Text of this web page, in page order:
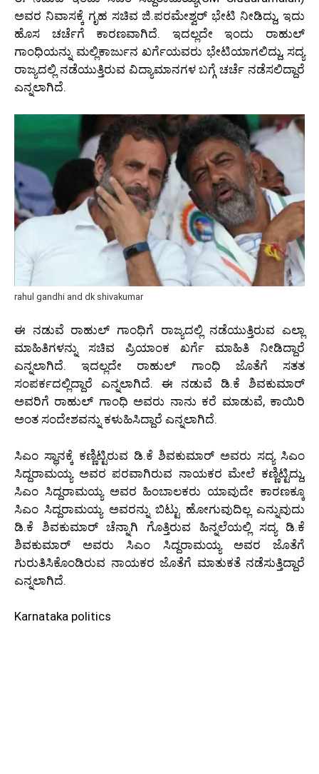
ಅವರ ನಿವಾಸಕ್ಕೆ ಗೃಹ ಸಚಿವ ಜಿ.ಪರಮೇಶ್ವರ್‌ ಭೇಟಿ ನೀಡಿದ್ದು, ಇದು
ಹೊಸ ಚರ್ಚೆಗೆ ಕಾರಣವಾಗಿದೆ. ಇದಲ್ಲದೇ ಇಂದು ರಾಹುಲ್‌
ಗಾಂಧಿಯನ್ನು ಮಲ್ಲಿಕಾರ್ಜುನ ಖರ್ಗೆಯವರು ಭೇಟಿಯಾಗಲಿದ್ದು, ಸದ್ಯ
ರಾಜ್ಯದಲ್ಲಿ ನಡೆಯುತ್ತಿರುವ ವಿದ್ಯಾಮಾನಗಳ ಬಗ್ಗೆ ಚರ್ಚೆ ನಡೆಸಲಿದ್ದಾರೆ
ಎನ್ನಲಾಗಿದೆ.
rahul gandhi and dk shivakumar
ಈ ನಡುವೆ ರಾಹುಲ್‌ ಗಾಂಧಿಗೆ ರಾಜ್ಯದಲ್ಲಿ ನಡೆಯುತ್ತಿರುವ ಎಲ್ಲಾ
ಮಾಹಿತಿಗಳನ್ನು ಸಚಿವ ಪ್ರಿಯಾಂಕ ಖರ್ಗೆ ಮಾಹಿತಿ ನೀಡಿದ್ದಾರೆ
ಎನ್ನಲಾಗಿದೆ. ಇದಲ್ಲದೇ ರಾಹುಲ್ ಗಾಂಧಿ ಜೊತೆಗೆ ಸತತ
ಸಂಪರ್ಕದಲ್ಲಿದ್ದಾರೆ ಎನ್ನಲಾಗಿದೆ. ಈ ನಡುವೆ ಡಿ.ಕೆ ಶಿವಕುಮಾರ್
ಅವರಿಗೆ ರಾಹುಲ್‌ ಗಾಂಧಿ ಅವರು ನಾನು ಕರೆ ಮಾಡುವೆ, ಕಾಯಿರಿ
ಅಂತ ಸಂದೇಶವನ್ನು ಕಳುಹಿಸಿದ್ದಾರೆ ಎನ್ನಲಾಗಿದೆ.
ಸಿಎಂ ಸ್ಥಾನಕ್ಕೆ ಕಣ್ಣಿಟ್ಟಿರುವ ಡಿ.ಕೆ ಶಿವಕುಮಾರ್ ಅವರು ಸದ್ಯ ಸಿಎಂ
ಸಿದ್ದರಾಮಯ್ಯ ಅವರ ಪರವಾಗಿರುವ ನಾಯಕರ ಮೇಲೆ ಕಣ್ಣಿಟ್ಟಿದ್ದು,
ಸಿಎಂ ಸಿದ್ದರಾಮಯ್ಯ ಅವರ ಹಿಂಬಾಲಕರು ಯಾವುದೇ ಕಾರಣಕ್ಕೂ
ಸಿಎಂ ಸಿದ್ದರಾಮಯ್ಯ ಅವರನ್ನು ಬಿಟ್ಟು ಹೋಗುವುದಿಲ್ಲ ಎನ್ನುವುದು
ಡಿ.ಕೆ ಶಿವಕುಮಾರ್ ಚೆನ್ನಾಗಿ ಗೊತ್ತಿರುವ ಹಿನ್ನಲೆಯಲ್ಲಿ ಸದ್ಯ ಡಿ.ಕೆ
ಶಿವಕುಮಾರ್ ಅವರು ಸಿಎಂ ಸಿದ್ದರಾಮಯ್ಯ ಅವರ ಜೊತೆಗೆ
ಗುರುತಿಸಿಕೊಂಡಿರುವ ನಾಯಕರ ಜೊತೆಗೆ ಮಾತುಕತೆ ನಡೆಸುತ್ತಿದ್ದಾರೆ
ಎನ್ನಲಾಗಿದೆ.
Karnataka politics